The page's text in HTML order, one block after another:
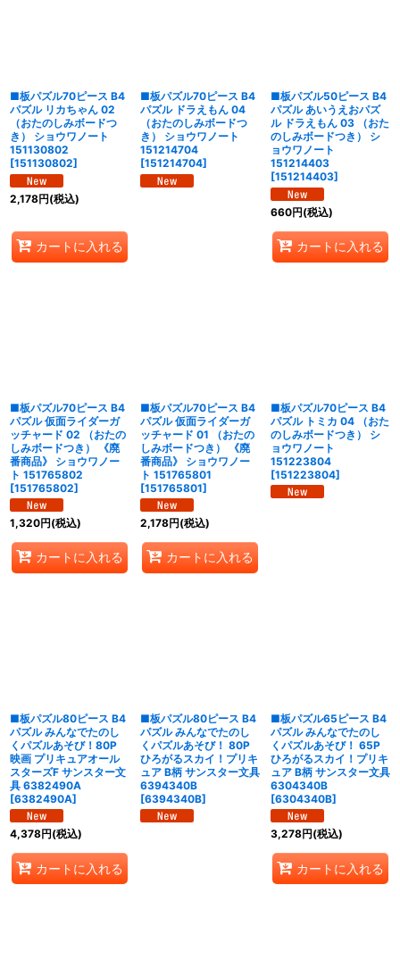
■板パズル70ピース B4
パズル リカちゃん 02
（おたのしみボードつ
き） ショウワノート
151130802
[151130802]
2,178円(税込)
カートに入れる
■板パズル70ピース B4
パズル ドラえもん 04
（おたのしみボードつ
き） ショウワノート
151214704
[151214704]
■板パズル50ピース B4
パズル あいうえおパズ
ル ドラえもん 03 （おた
のしみボードつき） シ
ョウワノート
151214403
[151214403]
660円(税込)
カートに入れる
■板パズル70ピース B4
パズル 仮面ライダーガ
ッチャード 02 （おたの
しみボードつき） 《廃
番商品》 ショウワノー
ト 151765802
[151765802]
1,320円(税込)
カートに入れる
■板パズル70ピース B4
パズル 仮面ライダーガ
ッチャード 01 （おたの
しみボードつき） 《廃
番商品》 ショウワノー
ト 151765801
[151765801]
2,178円(税込)
カートに入れる
■板パズル70ピース B4
パズル トミカ 04 （おた
のしみボードつき） シ
ョウワノート
151223804
[151223804]
■板パズル80ピース B4
パズル みんなでたのし
くパズルあそび！80P
映画 プリキュアオール
スターズF サンスター文
具 6382490A
[6382490A]
4,378円(税込)
カートに入れる
■板パズル80ピース B4
パズル みんなでたのし
くパズルあそび！ 80P
ひろがるスカイ！プリキ
ュア B柄 サンスター文具
6394340B
[6394340B]
■板パズル65ピース B4
パズル みんなでたのし
くパズルあそび！ 65P
ひろがるスカイ！プリキ
ュア B柄 サンスター文具
6304340B
[6304340B]
3,278円(税込)
カートに入れる